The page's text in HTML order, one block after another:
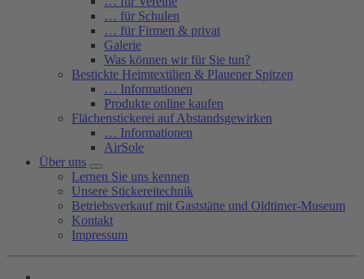
… für Schulen
… für Firmen & privat
Galerie
Was können wir für Sie tun?
Bestickte Heimtextilien & Plauener Spitzen
… Informationen
Produkte online kaufen
Flächenstickerei auf Abstandsgewirken
… Informationen
AirSole
Über uns
Lernen Sie uns kennen
Unsere Stickereitechnik
Betriebsverkauf mit Gaststätte und Oldtimer-Museum
Kontakt
Impressum